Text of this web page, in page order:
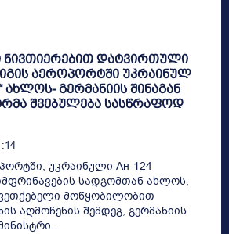
ნივთიერებით დატვირთული
აეროპორტში უკრაინულ
ახლოს- გერმანიის შინაგან
შვებულება სასწრაფოდ
უკრაინული Ан-124
სადგომთან ახლოს,
მოწყობილობით
აღმოჩენის შემდეგ, გერმანიის